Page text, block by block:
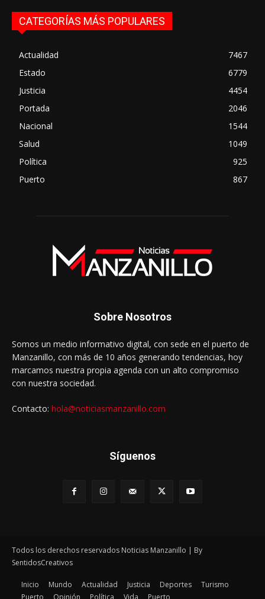
CATEGORÍAS MÁS POPULARES
Actualidad
7467
Estado
6779
Justicia
4454
Portada
2046
Nacional
1544
Salud
1049
Política
925
Puerto
867
Sobre Nosotros
Somos un medio informativo digital, con sede en el puerto de
Manzanillo, con más de 10 años generando tendencias, hoy
marcamos nuestra propia agenda con un alto compromiso
con nuestra sociedad.
Contacto: hola@noticiasmanzanillo.com
Síguenos
Todos los derechos reservados Noticias Manzanillo | By
SentidosCreativos
Inicio Mundo Actualidad Justicia Deportes
Turismo